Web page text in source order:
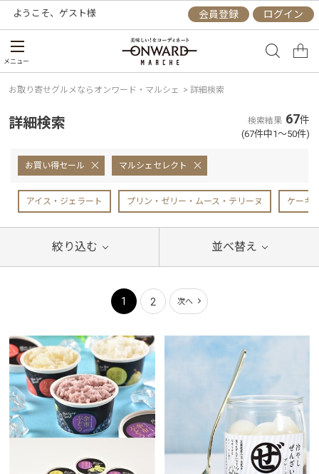
ようこそ、 ゲスト様 会員登録 ログイン
メニュー
お取り寄せグルメならオンワード・マルシェ > 詳細検索
詳細検索 検索結果 67件
(67件中1～50件)
お買い得セール マルシェセレクト
アイス・ジェラート プリン・ゼリー・ムース・テリーヌ ケーキ
絞り込む 並べ替え
1 2 次へ